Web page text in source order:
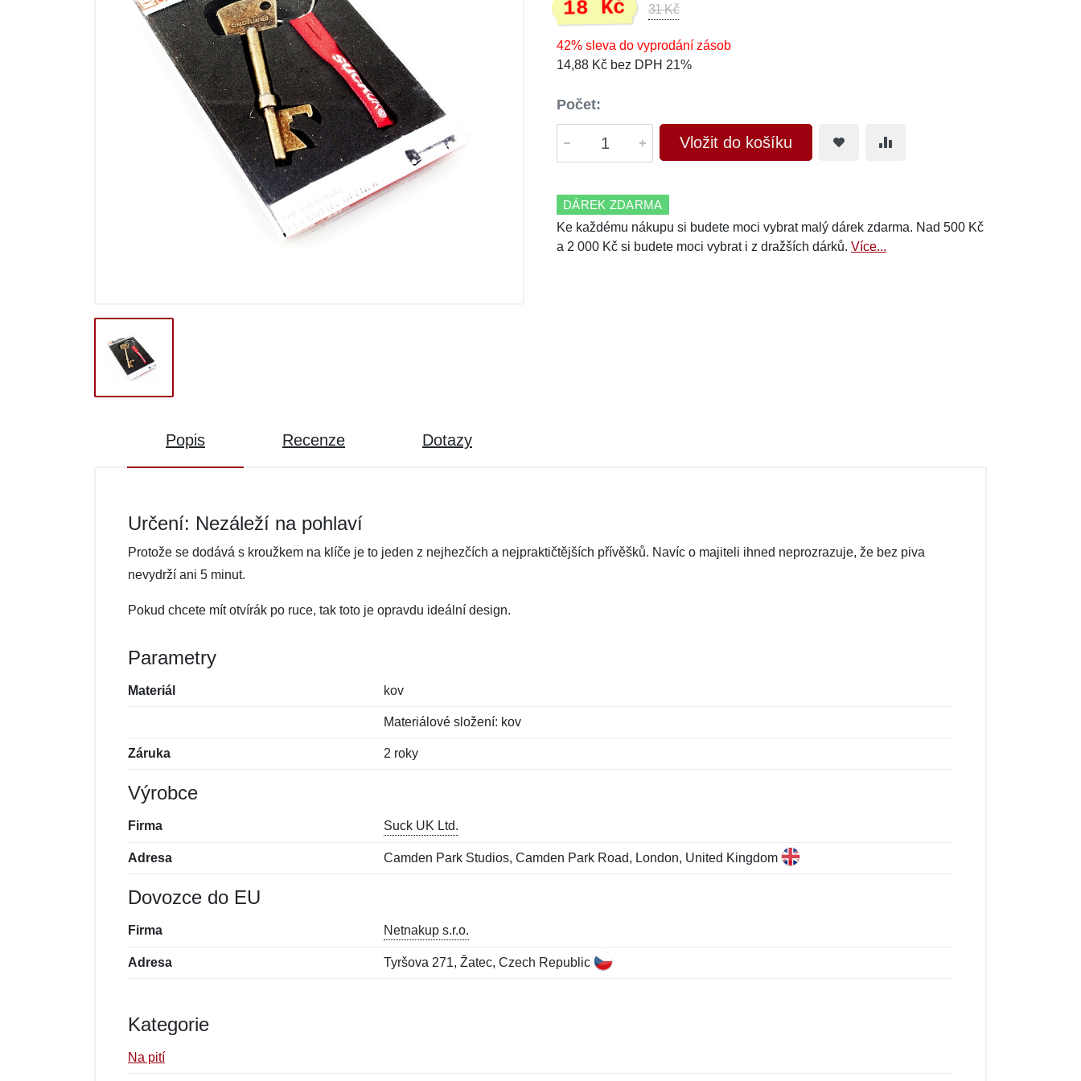
18 Kč 31 Kč
42% sleva do vyprodání zásob
14,88 Kč bez DPH 21%
Počet:
Vložit do košíku
DÁREK ZDARMA
Ke každému nákupu si budete moci vybrat malý dárek zdarma. Nad 500 Kč
a 2 000 Kč si budete moci vybrat i z dražších dárků. Více...
Popis Recenze Dotazy
Určení: Nezáleží na pohlaví
Protože se dodává s kroužkem na klíče je to jeden z nejhezčích a nejpraktičtějších přívěšků. Navíc o majiteli ihned neprozrazuje, že bez piva
nevydrží ani 5 minut.
Pokud chcete mít otvírák po ruce, tak toto je opravdu ideální design.
Parametry
Materiál kov
Materiálové složení: kov
Záruka 2 roky
Výrobce
Firma Suck UK Ltd.
Adresa Camden Park Studios, Camden Park Road, London, United Kingdom
Dovozce do EU
Firma Netnakup s.r.o.
Adresa Tyršova 271, Žatec, Czech Republic
Kategorie
Na pití